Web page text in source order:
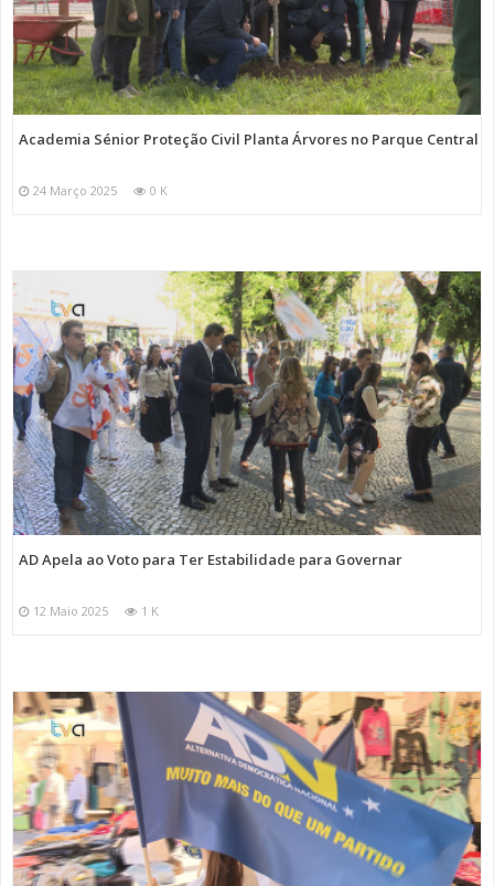
Academia Sénior Proteção Civil Planta Árvores no Parque Central
24 Março 2025 0 K
AD Apela ao Voto para Ter Estabilidade para Governar
12 Maio 2025 1 K